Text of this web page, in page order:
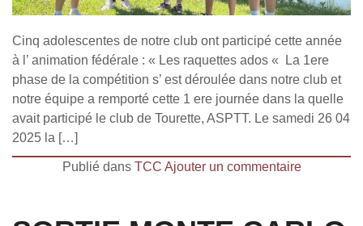
Cinq adolescentes de notre club ont participé cette année
à l’ animation fédérale : « Les raquettes ados « La 1ere
phase de la compétition s’ est déroulée dans notre club et
notre équipe a remporté cette 1 ere journée dans la quelle
avait participé le club de Tourette, ASPTT. Le samedi 26 04
2025 la […]
Publié dans TCC Ajouter un commentaire